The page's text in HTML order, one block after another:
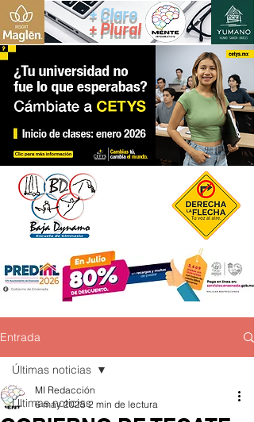
+ Claro
+ Plural
Entrada
Últimas noticias
Últimas noticias
MI Redacción
6 may 2025 2 min de lectura